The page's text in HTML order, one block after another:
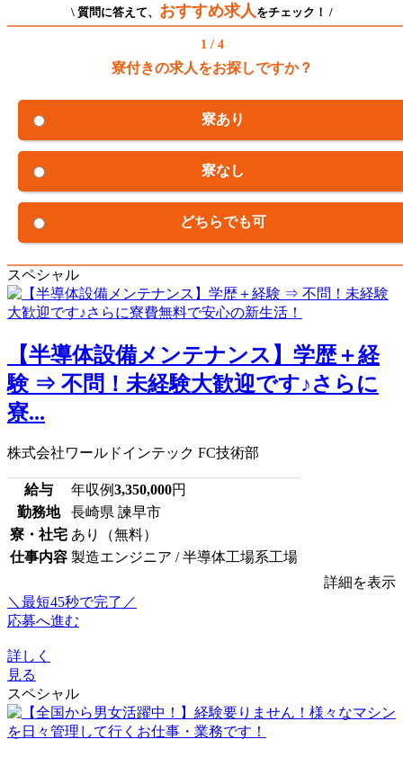
\ 質問に答えて、 おすすめ求人 をチェック！ /
1 / 4
寮付きの求人をお探しですか？
寮あり
寮なし
どちらでも可
スペシャル
【半導体設備メンテナンス】学歴＋経
験 ⇒ 不問！未経験大歓迎です♪さらに
寮...
株式会社ワールドインテック FC技術部
給与 年収例3,350,000円
勤務地
長崎県 諫早市
寮・社宅 あり（無料）
仕事内容 製造エンジニア / 半導体工場系工場
詳細を表示
＼最短45秒で完了／
応募へ進む
詳しく
見る
スペシャル